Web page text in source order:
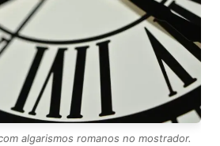
algarismos romanos no mostrador.